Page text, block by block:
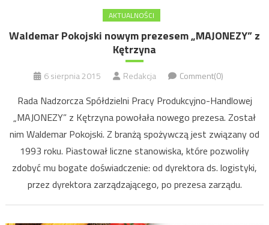
AKTUALNOŚCI
Waldemar Pokojski nowym prezesem „MAJONEZY” z
Kętrzyna
6 sierpnia 2015 Redakcja Comment(0)
Rada Nadzorcza Spółdzielni Pracy Produkcyjno-Handlowej
„MAJONEZY” z Kętrzyna powołała nowego prezesa. Został
nim Waldemar Pokojski. Z branżą spożywczą jest związany od
1993 roku. Piastował liczne stanowiska, które pozwoliły
zdobyć mu bogate doświadczenie: od dyrektora ds. logistyki,
przez dyrektora zarządzającego, po prezesa zarządu.